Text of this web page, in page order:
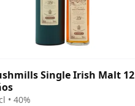
Single Irish Malt 12
• 40%